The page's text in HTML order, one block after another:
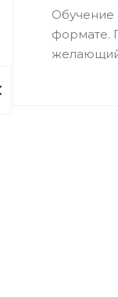
Обучение
формате.
желающий